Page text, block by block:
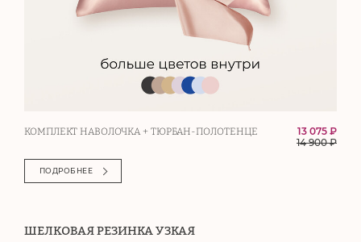
КОМПЛЕКТ НАВОЛОЧКА + ТЮРБАН-ПОЛОТЕНЦЕ
13 075 ₽
14 900₽
ПОДРОБНЕЕ
ШЕЛКОВАЯ РЕЗИНКА УЗКАЯ